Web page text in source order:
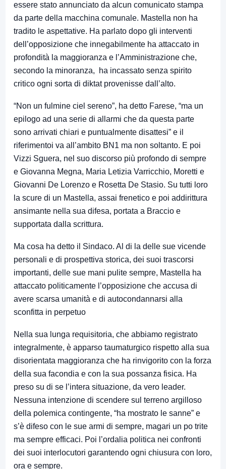
essere stato annunciato da alcun comunicato stampa
da parte della macchina comunale. Mastella non ha
tradito le aspettative. Ha parlato dopo gli interventi
dell’opposizione che innegabilmente ha attaccato in
profondità la maggioranza e l’Amministrazione che,
secondo la minoranza, ha incassato senza spirito
critico ogni sorta di diktat provenisse dall’alto.
“Non un fulmine ciel sereno”, ha detto Farese, “ma un
epilogo ad una serie di allarmi che da questa parte
sono arrivati chiari e puntualmente disattesi” e il
riferimentoi va all’ambito BN1 ma non soltanto. E poi
Vizzi Sguera, nel suo discorso più profondo di sempre
e Giovanna Megna, Maria Letizia Varricchio, Moretti e
Giovanni De Lorenzo e Rosetta De Stasio. Su tutti loro
la scure di un Mastella, assai frenetico e poi addirittura
ansimante nella sua difesa, portata a Braccio e
supportata dalla scrittura.
Ma cosa ha detto il Sindaco. Al di la delle sue vicende
personali e di prospettiva storica, dei suoi trascorsi
importanti, delle sue mani pulite sempre, Mastella ha
attaccato politicamente l’opposizione che accusa di
avere scarsa umanità e di autocondannarsi alla
sconfitta in perpetuo
Nella sua lunga requisitoria, che abbiamo registrato
integralmente, è apparso taumaturgico rispetto alla sua
disorientata maggioranza che ha rinvigorito con la forza
della sua facondia e con la sua possanza fisica. Ha
preso su di se l’intera situazione, da vero leader.
Nessuna intenzione di scendere sul terreno argilloso
della polemica contingente, “ha mostrato le sanne” e
s’è difeso con le sue armi di sempre, magari un po trite
ma sempre efficaci. Poi l’ordalia politica nei confronti
dei suoi interlocutori garantendo ogni chiusura con loro,
ora e sempre.